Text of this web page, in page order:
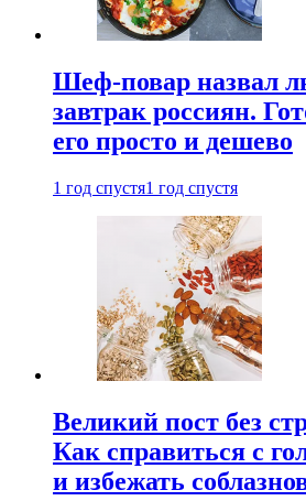
Шеф-повар назвал
завтрак россиян.
его просто и дешево
1 год спустя1 год спустя
Великий пост без
Как справиться с
и избежать